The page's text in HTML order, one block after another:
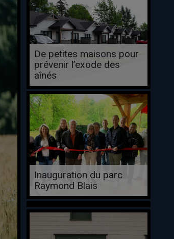
De petites maisons pour
prévenir l’exode des
aînés
Inauguration du parc
Raymond Blais